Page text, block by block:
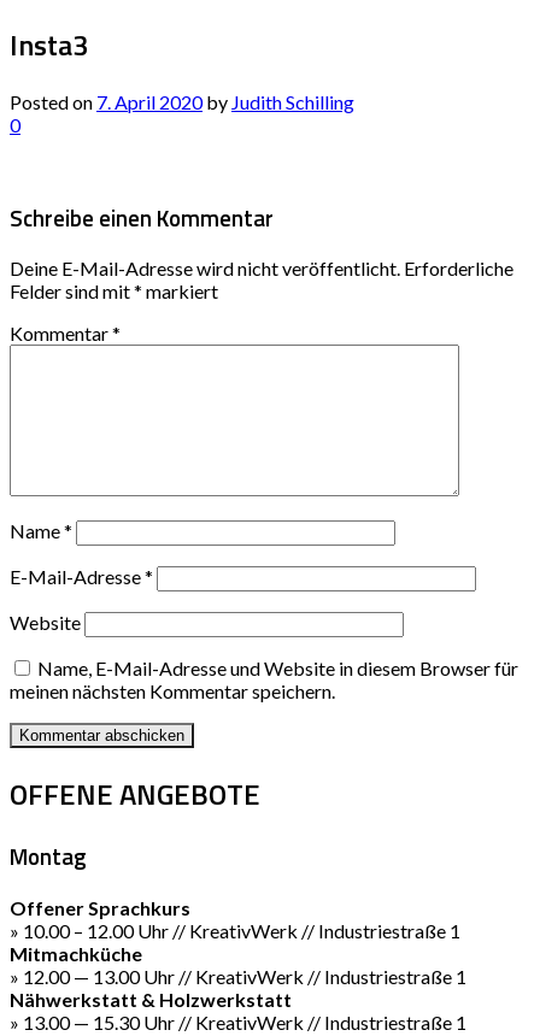
Insta3
Posted on 7. April 2020by Judith Schilling
0
Schreibe einen Kommentar
Deine E-Mail-Adresse wird nicht veröffentlicht. Erforderliche
Felder sind mit* markiert
Kommentar*
Name*
E-Mail-Adresse*
Website
Name, E-Mail-Adresse und Website in diesem Browser für
meinen nächsten Kommentar speichern.
OFFENE ANGEBOTE
Montag
Offener Sprachkurs
» 10.00 – 12.00 Uhr // KreativWerk // Industriestraße 1
Mitmachküche
» 12.00 — 13.00 Uhr // KreativWerk // Industriestraße 1
Nähwerkstatt & Holzwerkstatt
» 13.00 — 15.30 Uhr // KreativWerk // Industriestraße 1